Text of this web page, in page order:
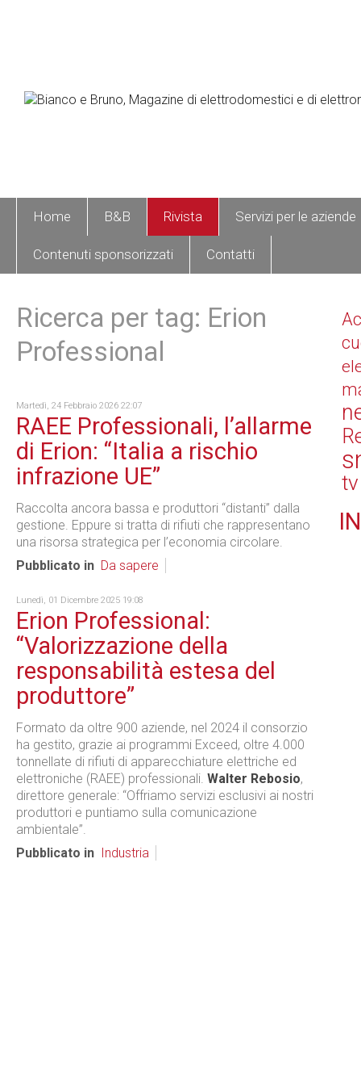
Home B&B Rivista Servizi per le aziende
Contenuti sponsorizzati Contatti
Ricerca per tag: Erion
Professional
Martedì, 24 Febbraio 2026 22:07
RAEE Professionali, l’allarme
di Erion: “Italia a rischio
infrazione UE”
Raccolta ancora bassa e produttori “distanti” dalla
gestione. Eppure si tratta di rifiuti che rappresentano
una risorsa strategica per l’economia circolare.
Pubblicato in Da sapere
Lunedì, 01 Dicembre 2025 19:08
Erion Professional:
“Valorizzazione della
responsabilità estesa del
produttore”
Formato da oltre 900 aziende, nel 2024 il consorzio
ha gestito, grazie ai programmi Exceed, oltre 4.000
tonnellate di rifiuti di apparecchiature elettriche ed
elettroniche (RAEE) professionali. Walter Rebosio,
direttore generale: “Offriamo servizi esclusivi ai nostri
produttori e puntiamo sulla comunicazione
ambientale”.
Pubblicato in
Industria
tv
IN